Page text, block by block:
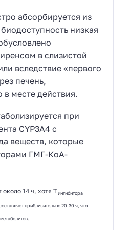
абсорбируется из
низкая
в слизистой
вследствие «первого
печень,
месте действия.
при
CYP3A4 с
веществ, которые
ГМГ-КоА-
около 14 ч, хотя Tингибитора
приблизительно 20-30 ч, что